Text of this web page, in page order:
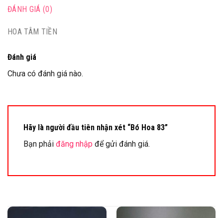
ĐÁNH GIÁ (0)
HOA TÂM TIỀN
Đánh giá
Chưa có đánh giá nào.
Hãy là người đầu tiên nhận xét “Bó Hoa 83”
Bạn phải đăng nhập để gửi đánh giá.